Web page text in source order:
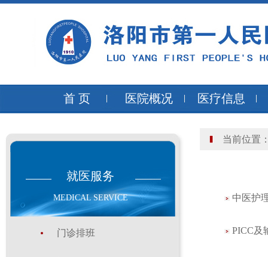
首 页 医院概况 医疗信息
就医服务
MEDICAL SERVICE
门诊排班
当前位置
中医护
PICC及